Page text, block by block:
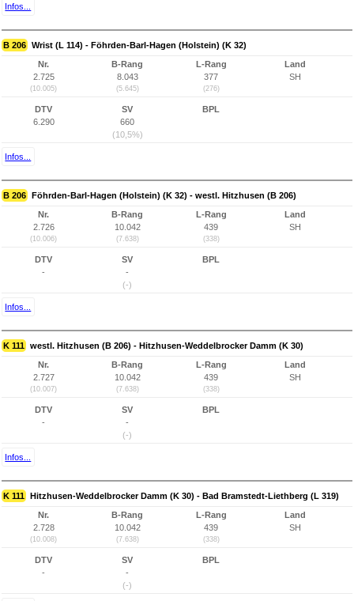
Infos...
B 206 Wrist (L 114) - Föhrden-Barl-Hagen (Holstein) (K 32)
Nr.
2.725
(10.005)
B-Rang
8.043
(5.645)
L-Rang
377
(276)
Land
SH
DTV
6.290
SV
660
(10,5%)
BPL
Infos...
B 206 Föhrden-Barl-Hagen (Holstein) (K 32) - westl. Hitzhusen (B 206)
Nr.
2.726
(10.006)
B-Rang
10.042
(7.638)
L-Rang
439
(338)
Land
SH
DTV
-
SV
-
(-)
BPL
Infos...
K 111 westl. Hitzhusen (B 206) - Hitzhusen-Weddelbrocker Damm (K 30)
Nr.
2.727
(10.007)
B-Rang
10.042
(7.638)
L-Rang
439
(338)
Land
SH
DTV
-
SV
-
(-)
BPL
Infos...
K 111 Hitzhusen-Weddelbrocker Damm (K 30) - Bad Bramstedt-Liethberg (L 319)
Nr.
2.728
(10.008)
B-Rang
10.042
(7.638)
L-Rang
439
(338)
Land
SH
DTV
-
SV
-
(-)
BPL